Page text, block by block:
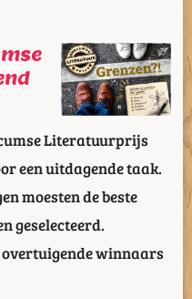
Literatuurprijs
een uitdagende taak.
moesten de beste
geselecteerd.
winnaars